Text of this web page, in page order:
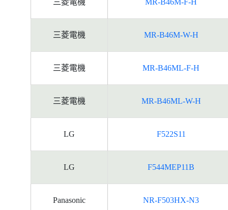
三菱電機 MR-B46M-F-H
三菱電機 MR-B46M-W-H
三菱電機 MR-B46ML-F-H
三菱電機 MR-B46ML-W-H
LG F522S11
LG F544MEP11B
Panasonic NR-F503HX-N3